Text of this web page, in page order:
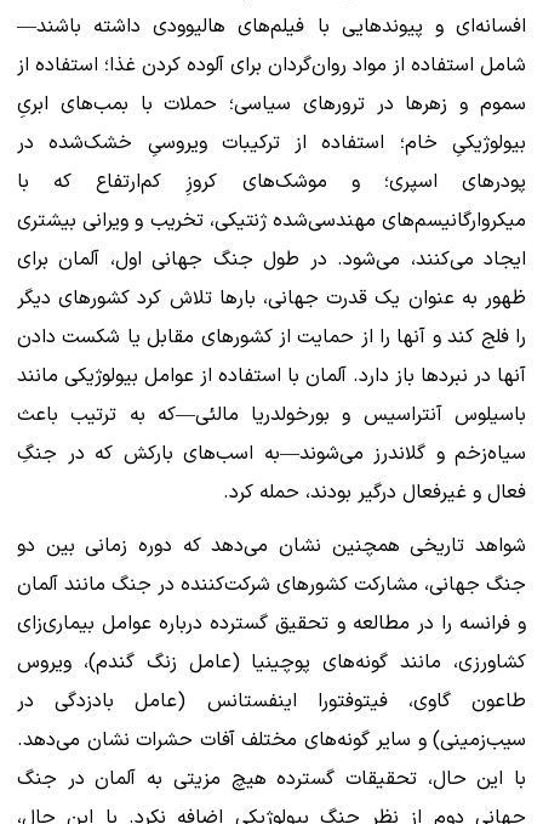
افسانه‌ای و پیوندهایی با فیلم‌های هالیوودی داشته باشند—
شامل استفاده از مواد روان‌گردان برای آلوده کردن غذا؛ استفاده از
سموم و زهرها در ترورهای سیاسی؛ حملات با بمب‌های ابریِ
بیولوژیکیِ خام؛ استفاده از ترکیبات ویروسیِ خشک‌شده در
پودرهای اسپری؛ و موشک‌های کروزِ کم‌ارتفاع که با
میکروارگانیسم‌های مهندسی‌شده ژنتیکی، تخریب و ویرانی بیشتری
ایجاد می‌کنند، می‌شود. در طول جنگ جهانی اول، آلمان برای
ظهور به عنوان یک قدرت جهانی، بارها تلاش کرد کشورهای دیگر
را فلج کند و آنها را از حمایت از کشورهای مقابل یا شکست دادن
آنها در نبردها باز دارد. آلمان با استفاده از عوامل بیولوژیکی مانند
باسیلوس آنتراسیس و بورخولدریا مالئی—که به ترتیب باعث
سیاه‌زخم و گلاندرز می‌شوند—به اسب‌های بارکش که در جنگِ
فعال و غیرفعال درگیر بودند، حمله کرد.
شواهد تاریخی همچنین نشان می‌دهد که دوره زمانی بین دو
جنگ جهانی، مشارکت کشورهای شرکت‌کننده در جنگ مانند آلمان
و فرانسه را در مطالعه و تحقیق گسترده درباره عوامل بیماری‌زای
کشاورزی، مانند گونه‌های پوچینیا (عامل زنگ گندم)، ویروس
طاعون گاوی، فیتوفتورا اینفستانس (عامل بادزدگی در
سیب‌زمینی) و سایر گونه‌های مختلف آفات حشرات نشان می‌دهد.
با این حال، تحقیقات گسترده هیچ مزیتی به آلمان در جنگ